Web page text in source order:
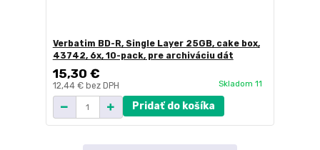
Verbatim BD-R, Single Layer 25GB, cake box,
43742, 6x, 10-pack, pre archiváciu dát
15,30 €
12,44 € bez DPH Skladom 11
Pridať do košíka